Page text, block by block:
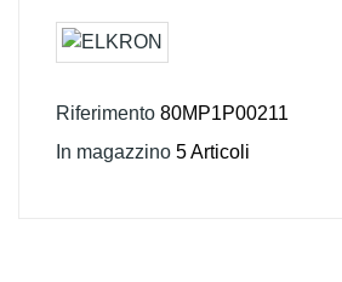
Riferimento 80MP1P00211
In magazzino 5 Articoli